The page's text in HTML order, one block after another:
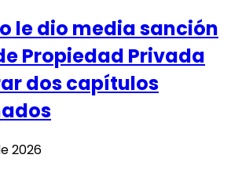
le dio media sanción
Propiedad Privada
dos capítulos
2026